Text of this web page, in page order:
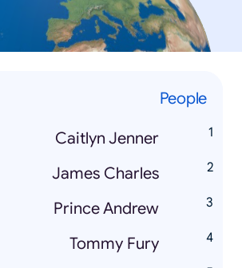
People
Caitlyn Jenner
James Charles
Prince Andrew
Tommy Fury